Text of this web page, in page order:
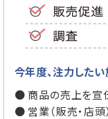
今年度、注力したい
● 商品の売上を宣
● 営業（販売・店